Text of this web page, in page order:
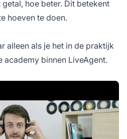
hoe beter. Dit betekent
hoeven te doen.
alleen als je het in de praktijk
academy binnen LiveAgent.